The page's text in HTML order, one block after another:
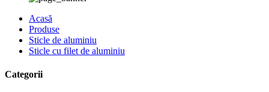
Acasă
Produse
Sticle de aluminiu
Sticle cu filet de aluminiu
Categorii